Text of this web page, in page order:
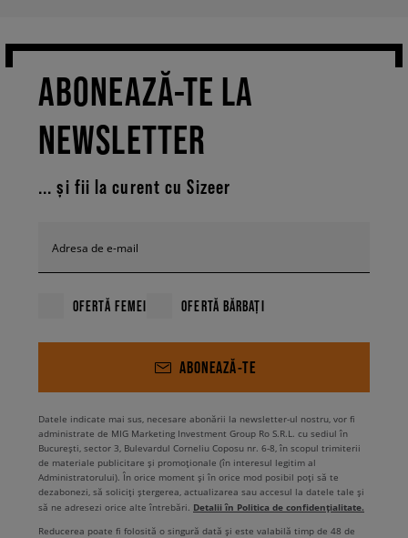
ABONEAZĂ-TE LA
NEWSLETTER
... și fii la curent cu Sizeer
Adresa de e-mail
OFERTĂ FEMEI OFERTĂ BĂRBAȚI
ABONEAZĂ-TE
Datele indicate mai sus, necesare abonării la newsletter-ul nostru, vor fi
administrate de MIG Marketing Investment Group Ro S.R.L. cu sediul în
București, sector 3, Bulevardul Corneliu Coposu nr. 6-8, în scopul trimiterii
de materiale publicitare și promoționale (în interesul legitim al
Administratorului). În orice moment și în orice mod posibil poți să te
dezabonezi, să soliciți ștergerea, actualizarea sau accesul la datele tale și
să ne adresezi orice alte întrebări. Detalii în Politica de confidențialitate.
Reducerea poate fi folosită o singură dată și este valabilă timp de 48 de